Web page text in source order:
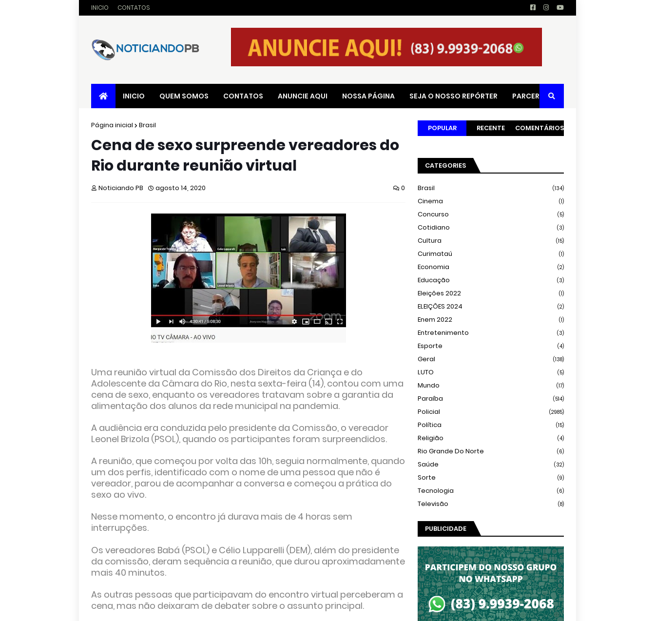
INICIO CONTATOS
INICIO QUEM SOMOS CONTATOS ANUNCIE AQUI NOSSA PÁGINA SEJA O NOSSO REPÓRTER PARCERIAS
Página inicial Brasil
Cena de sexo surpreende vereadores do
Rio durante reunião virtual
Noticiando PB agosto 14, 2020 0
Uma reunião virtual da Comissão dos Direitos da Criança e do
Adolescente da Câmara do Rio, nesta sexta-feira (14), contou com uma
cena de sexo, enquanto os vereadores tratavam sobre a garantia da
alimentação dos alunos da rede municipal na pandemia.
A audiência era conduzida pelo presidente da Comissão, o vereador
Leonel Brizola (PSOL), quando os participantes foram surpreendidos.
A reunião, que começou por volta das 10h, seguia normalmente, quando
um dos perfis, identificado com o nome de uma pessoa que não é
vereador, parou de acompanhar a conversa e começou a prática do
sexo ao vivo.
Nesse momento, o encontro já durava mais de 4 horas sem
interrupções.
Os vereadores Babá (PSOL) e Célio Lupparelli (DEM), além do presidente
da comissão, deram sequência a reunião, que durou aproximadamente
mais 40 minutos.
As outras pessoas que participavam do encontro virtual perceberam a
cena, mas não deixaram de debater sobre o assunto principal.
POPULAR RECENTE COMENTÁRIOS
CATEGORIES
Brasil (134)
Cinema (1)
Concurso (5)
Cotidiano (3)
Cultura (15)
Curimataú (1)
Economia (2)
Educação (3)
Eleições 2022 (1)
ELEIÇÕES 2024 (2)
Enem 2022 (1)
Entretenimento (3)
Esporte (4)
Geral (138)
LUTO (5)
Mundo (17)
Paraíba (514)
Policial (2985)
Política (15)
Religião (4)
Rio Grande Do Norte (6)
Saúde (32)
Sorte (9)
Tecnologia (6)
Televisão (8)
PUBLICIDADE